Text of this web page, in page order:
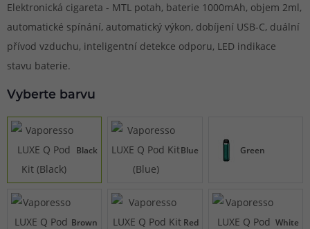
Elektronická cigareta - MTL potah, baterie 1000mAh, objem 2ml,
automatické spínání, automatický výkon, dobíjení USB-C, duální
přívod vzduchu, inteligentní detekce odporu, LED indikace
stavu baterie.
Vyberte barvu
Black Blue Green
Brown Red White